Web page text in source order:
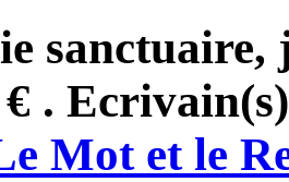
sanctuaire,
€ .
Mot et le